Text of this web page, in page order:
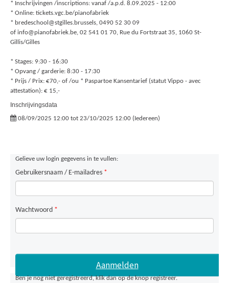
* Inschrijvingen /inscriptions: vanaf /a.p.d. 8.09.2025 - 12:00
* Online: tickets.vgc.be/pianofabriek
* bredeschool@stgilles.brussels, 0490 52 30 09
of info@pianofabriek.be, 02 541 01 70, Rue du Fortstraat 35, 1060 St-
Gillis/Gilles
* Stages: 9:30 - 16:30
* Opvang / garderie: 8:30 - 17:30
* Prijs / Prix: €70,- of /ou * Paspartoe Kansentarief (statut Vippo - avec
attestation): € 15,-
Inschrijvingsdata
08/09/2025 12:00 tot 23/10/2025 12:00 (Iedereen)
Gelieve uw login gegevens in te vullen:
Gebruikersnaam / E-mailadres *
Wachtwoord *
Ben je nog niet geregistreerd, klik dan op de knop registreer.